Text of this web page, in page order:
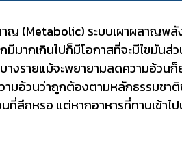
าญ (Metabolic) ระบบเผาผลาญพลั
มีมากเกินไปก็มีโอกาสที่จะมีไขมั
างรายแม้จะพยายามลดความอ้วน
ามอ้วนว่าถูกต้องตามหลักธรรมชาติ
ที่สึกหรอ แต่หากอาหารที่ทานเข้าไ